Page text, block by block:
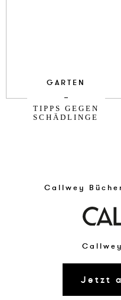
GARTEN
TIPPS GEGEN
SCHÄDLINGE
Callwey
Jetzt